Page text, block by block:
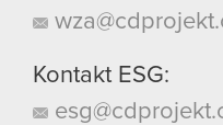
Kontakt ESG: